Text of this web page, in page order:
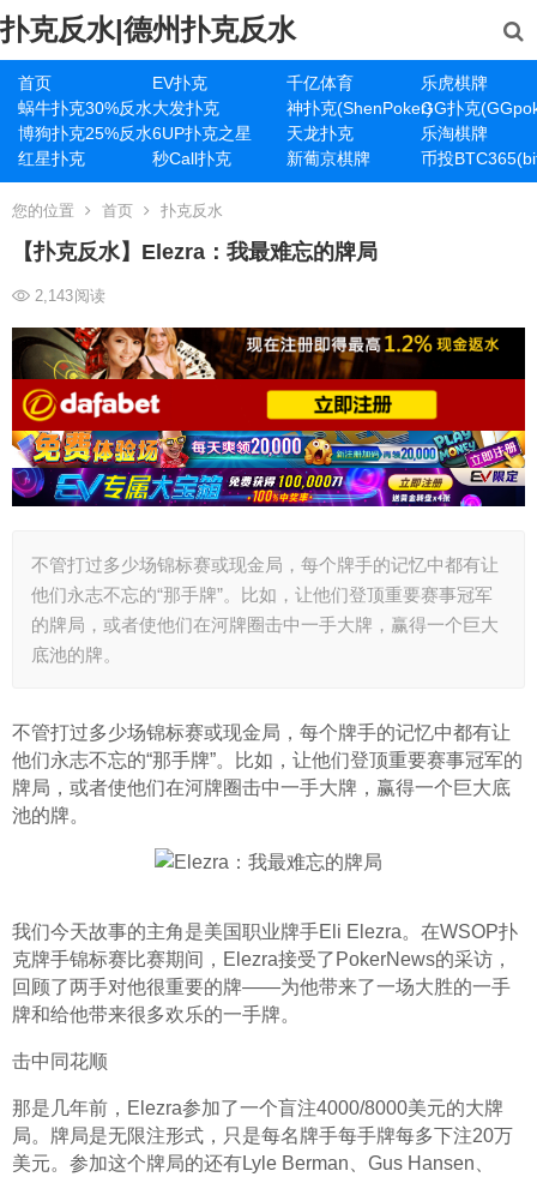
扑克反水|德州扑克反水
首页 EV扑克 千亿体育
乐虎棋牌
蜗牛扑克30%反水大发扑克 神扑克(ShenPoker)GG扑克
博狗扑克25%反水6UP扑克之星 天龙扑克
乐淘棋牌
红星扑克
秒Call扑克 新葡京棋牌 币投
您的位置 首页 扑克反水
【扑克反水】Elezra：我最难忘的牌局
2,143阅读
不管打过多少场锦标赛或现金局，每个牌手的记忆中都有让
他们永志不忘的“那手牌”。比如，让他们登顶重要赛事冠军
的牌局，或者使他们在河牌圈击中一手大牌，赢得一个巨大
底池的牌。
不管打过多少场锦标赛或现金局，每个牌手的记忆中都有让
他们永志不忘的“那手牌”。比如，让他们登顶重要赛事冠军的
牌局，或者使他们在河牌圈击中一手大牌，赢得一个巨大底
池的牌。
我们今天故事的主角是美国职业牌手Eli Elezra。在WSOP扑
克牌手锦标赛比赛期间，Elezra接受了PokerNews的采访，
回顾了两手对他很重要的牌——为他带来了一场大胜的一手
牌和给他带来很多欢乐的一手牌。
击中同花顺
那是几年前，Elezra参加了一个盲注4000/8000美元的大牌
局。牌局是无限注形式，只是每名牌手每手牌每多下注20万
美元。参加这个牌局的还有Lyle Berman、Gus Hansen、